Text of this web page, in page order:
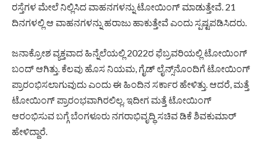
ರಸ್ತೆಗಳ ಮೇಲೆ ನಿಲ್ಲಿಸಿದ ವಾಹನಗಳನ್ನು ಟೋಯಿಂಗ್ ಮಾಡುತ್ತೇವೆ. 21
ದಿನಗಳಲ್ಲಿ ಆ ವಾಹನಗಳನ್ನು ಹರಾಜು ಹಾಕುತ್ತೇವೆ ಎಂದು ಸ್ಪಷ್ಟಪಡಿಸಿದರು.
ಜನಾಕ್ರೋಶ ವ್ಯಕ್ತವಾದ ಹಿನ್ನೆಲೆಯಲ್ಲಿ 2022ರ ಫೆಬ್ರವರಿಯಲ್ಲಿ ಟೋಯಿಂಗ್
ಬಂದ್ ಆಗಿತ್ತು. ಕೆಲವು ಹೊಸ ನಿಯಮ, ಗೈಡ್ ಲೈನ್ಸ್​ನೊಂದಿಗೆ ಟೋಯಿಂಗ್
ಪ್ರಾರಂಭಿಸಲಾಗುವುದು ಎಂದು ಈ ಹಿಂದಿನ ಸರ್ಕಾರ ಹೇಳಿತ್ತು. ಆದರೆ, ಮತ್ತೆ
ಟೋಯಿಂಗ್ ಪ್ರಾರಂಭವಾಗಿರಲಿಲ್ಲ. ಇದೀಗ ಮತ್ತೆ ಟೋಯಿಂಗ್​
ಆರಂಭಿಸುವ ಬಗ್ಗೆ ಬೆಂಗಳೂರು ನಗರಾಭಿವೃದ್ಧಿ ಸಚಿವ ಡಿಕೆ ಶಿವಕುಮಾರ್​
ಹೇಳಿದ್ದಾರೆ.